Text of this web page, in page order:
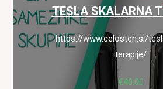
TESLA SKALARNA
https://www.celosten.si/
terapije/
€40.00